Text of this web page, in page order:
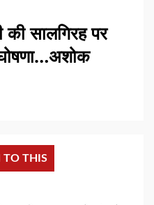
की सालगिरह पर
TO THIS